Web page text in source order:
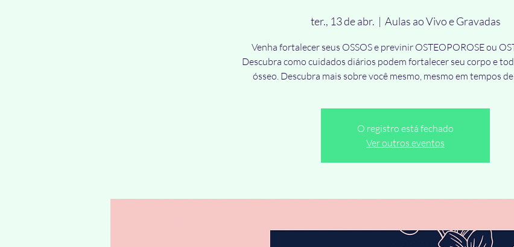
ter., 13 de abr.
  |
Aulas ao Vivo e Gravadas
Venha fortalecer seus OSSOS e previnir OSTEOPOROSE ou
Descubra como cuidados diários podem fortalecer seu corpo e
ósseo. Descubra mais sobre você mesmo, mesmo em tempos
O registro está fechado
Ver outros eventos